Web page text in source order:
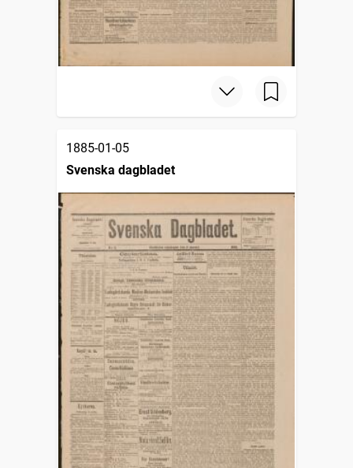
1885-01-05
Svenska dagbladet